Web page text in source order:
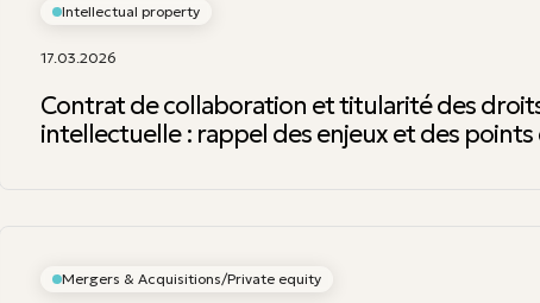
Intellectual property
17.03.2026
Contrat de collaboration et titularité des
intellectuelle : rappel des enjeux et des points
Mergers & Acquisitions/Private equity